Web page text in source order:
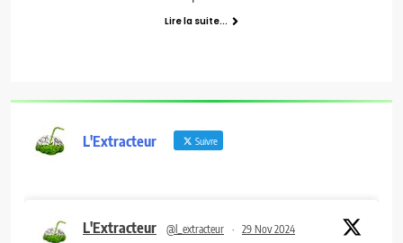
Lire la suite...
L'Extracteur Suivre
L'Extracteur @l_extracteur · 29 Nov 2024